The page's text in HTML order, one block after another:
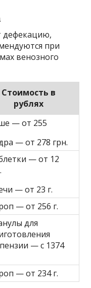
дефекацию,
при
венозного
Стоимость в
рублях
— от 255
— от 278 грн.
— от 12
— от 23 г.
— от 256 г.
для
— с 1374
— от 234 г.